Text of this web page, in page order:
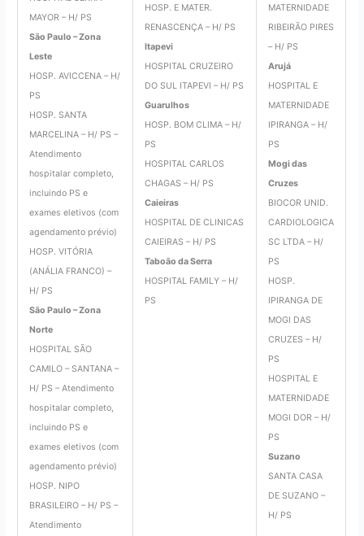
MAYOR – H/ PS
São Paulo – Zona
Leste
HOSP. AVICCENA – H/
PS
HOSP. SANTA
MARCELINA – H/ PS –
Atendimento
hospitalar completo,
incluindo PS e
exames eletivos (com
agendamento prévio)
HOSP. VITÓRIA
(ANÁLIA FRANCO) –
H/ PS
São Paulo – Zona
Norte
HOSPITAL SÃO
CAMILO – SANTANA –
H/ PS – Atendimento
hospitalar completo,
incluindo PS e
exames eletivos (com
agendamento prévio)
HOSP. NIPO
BRASILEIRO – H/ PS –
Atendimento
HOSP. E MATER.
RENASCENÇA – H/ PS
Itapevi
HOSPITAL CRUZEIRO
DO SUL ITAPEVI – H/ PS
Guarulhos
HOSP. BOM CLIMA – H/
PS
HOSPITAL CARLOS
CHAGAS – H/ PS
Caieiras
HOSPITAL DE CLINICAS
CAIEIRAS – H/ PS
Taboão da Serra
HOSPITAL FAMILY – H/
PS
MATERNIDADE
RIBEIRÃO PIRES
– H/ PS
Arujá
HOSPITAL E
MATERNIDADE
IPIRANGA – H/
PS
Mogi das
Cruzes
BIOCOR UNID.
CARDIOLOGICA
SC LTDA – H/
PS
HOSP.
IPIRANGA DE
MOGI DAS
CRUZES – H/
PS
HOSPITAL E
MATERNIDADE
MOGI DOR – H/
PS
Suzano
SANTA CASA
DE SUZANO –
H/ PS